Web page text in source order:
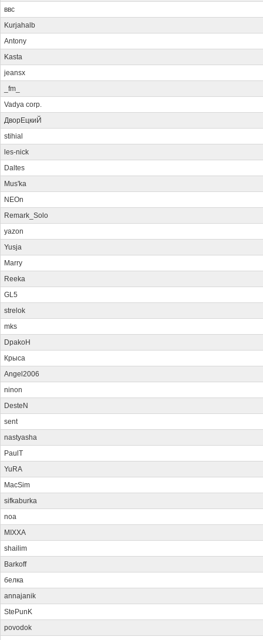
ввс
Kurjahalb
Antony
Kasta
jeansx
_fm_
Vadya corp.
ДворЕцкиЙ
stihial
les-nick
Daltes
Mus'ka
NEOn
Remark_Solo
yazon
Yusja
Marry
Reeka
GL5
strelok
mks
DpakoH
Крыса
Angel2006
ninon
DesteN
sent
nastyasha
PaulT
YuRA
MacSim
sifkaburka
noa
MIXXA
shailim
Barkoff
белка
annajanik
StePunK
povodok